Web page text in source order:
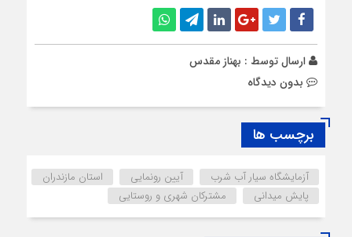
ارسال توسط : بهناز مقدس
بدون دیدگاه
برچسب ها
آزمایشگاه سیار آب شرب آیین رونمایی
استان مازندران
پایش میدانی
مشترکان شهری و روستایی